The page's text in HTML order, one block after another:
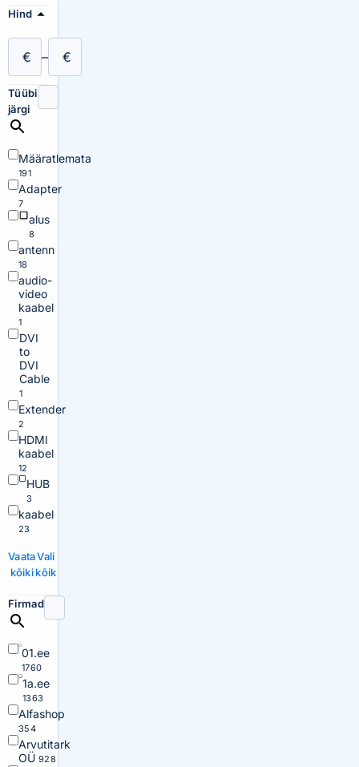
Hind
€ – €
Tüübi
järgi
Määratlemata
191
Adapter
7
alus
8
antenn
18
audio-
video
kaabel
1
DVI
to
DVI
Cable
1
Extender
2
HDMI
kaabel
12
HUB
3
kaabel
23
Vaata
kõiki
Vali
kõik
Firmad
01.ee
1760
1a.ee
1363
Alfashop
354
Arvutitark
OÜ 928